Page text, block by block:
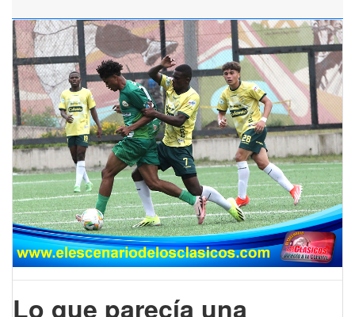
Lo que parecía una